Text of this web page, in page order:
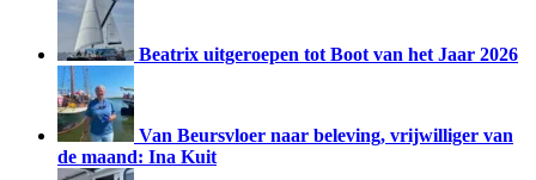
Beatrix uitgeroepen tot Boot van het Jaar 2026
Van Beursvloer naar beleving, vrijwilliger van
de maand: Ina Kuit